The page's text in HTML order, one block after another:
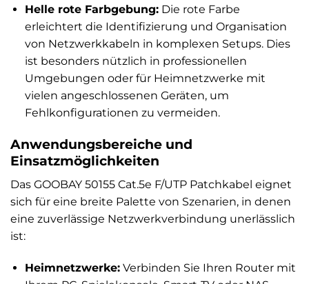
Helle rote Farbgebung:Die rote Farbe
erleichtert die Identifizierung und Organisation
von Netzwerkkabeln in komplexen Setups. Dies
ist besonders nützlich in professionellen
Umgebungen oder für Heimnetzwerke mit
vielen angeschlossenen Geräten, um
Fehlkonfigurationen zu vermeiden.
Anwendungsbereiche und
Einsatzmöglichkeiten
Das GOOBAY 50155 Cat.5e F/UTP Patchkabel eignet
sich für eine breite Palette von Szenarien, in denen
eine zuverlässige Netzwerkverbindung unerlässlich
ist:
Heimnetzwerke:Verbinden Sie Ihren Router mit